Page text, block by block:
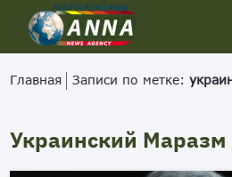
Главная Записи по метке:
Украинский Маразм